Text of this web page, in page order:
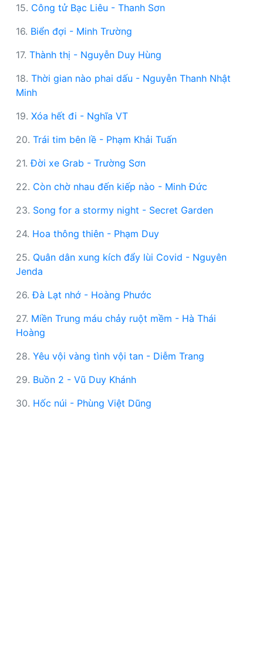
15. Công tử Bạc Liêu - Thanh Sơn
16. Biển đợi - Minh Trường
17. Thành thị - Nguyễn Duy Hùng
18. Thời gian nào phai dấu - Nguyễn Thanh Nhật
Minh
19. Xóa hết đi - Nghĩa VT
20. Trái tim bên lề - Phạm Khải Tuấn
21.Đời xe Grab - Trường Sơn
22. Còn chờ nhau đến kiếp nào - Minh Đức
23. Song for a stormy night - Secret Garden
24. Hoa thông thiên - Phạm Duy
25. Quân dân xung kích đẩy lùi Covid - Nguyên
Jenda
26.Đà Lạt nhớ - Hoàng Phước
27. Miền Trung máu chảy ruột mềm - Hà Thái
Hoàng
28. Yêu vội vàng tình vội tan - Diễm Trang
29. Buồn 2 - Vũ Duy Khánh
30. Hốc núi - Phùng Việt Dũng